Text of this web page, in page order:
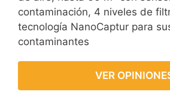
contaminación, 4 niveles de
tecnología NanoCaptur para
contaminantes
VER